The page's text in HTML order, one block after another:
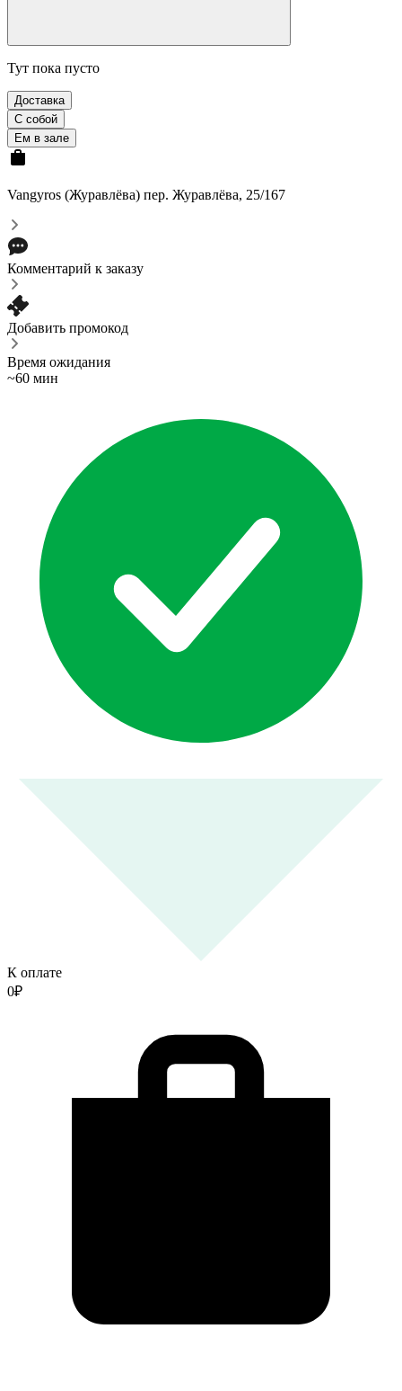
Тут пока пусто
Доставка
С собой
Ем в зале
Vangyros (Журавлёва) пер. Журавлёва, 25/167
Комментарий к заказу
Добавить промокод
Время ожидания
~60 мин
К оплате
0₽